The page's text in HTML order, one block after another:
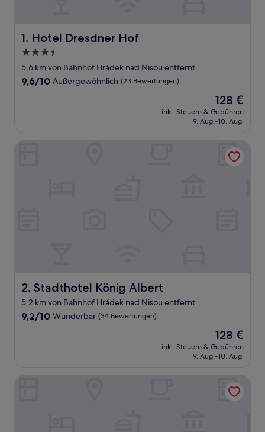
1. Hotel Dresdner Hof
Hotel Dresdner Hof
3.5-
Sterne-
Unterkunft
5,6 km von Bahnhof Hrádek nad Nisou entfernt
9.6
9,6/10 Außergewöhnlich (23 Bewertungen)
Der
Preis
beträgt
128 €
inkl. Steuern & Gebühren
9. Aug.–10. Aug.
2. Stadthotel König Albert
Stadthotel König Albert
5,2 km von Bahnhof Hrádek nad Nisou entfernt
9.2
9,2/10 Wunderbar (34 Bewertungen)
Der
Preis
beträgt
128 €
inkl. Steuern & Gebühren
9. Aug.–10. Aug.